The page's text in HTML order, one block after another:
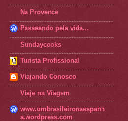
Na Provence
Passeando pela vida...
Sundaycooks
Turista Profissional
Viajando Conosco
Viaje na Viagem
www.umbrasileironaespanh
a.wordpress.com